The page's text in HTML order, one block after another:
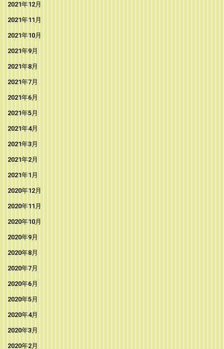
2021年12月
2021年11月
2021年10月
2021年9月
2021年8月
2021年7月
2021年6月
2021年5月
2021年4月
2021年3月
2021年2月
2021年1月
2020年12月
2020年11月
2020年10月
2020年9月
2020年8月
2020年7月
2020年6月
2020年5月
2020年4月
2020年3月
2020年2月